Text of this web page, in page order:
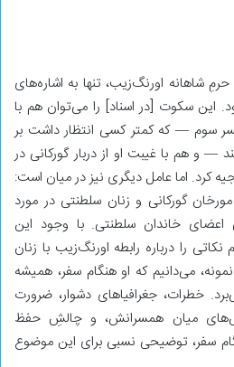
شاهانه‌ اورنگ‌زیب، تنها به اشاره‌های
این سکوت [در اسناد] را می‌توان هم با
سوم — که کمتر کسی انتظار داشت بر
و هم با غیبت او از دربار گورکانی در
کرد. اما عامل دیگری نیز در میان است:
گورکانی و زنان سلطنتی در مورد
خاندان سلطنتی. با وجود این
را درباره‌ رابطه‌ اورنگ‌زیب با زنان
می‌دانیم که او هنگام سفر، همیشه
خطرات، جغرافیاهای دشوار، ضرورت
میان همسرانش، و چالشِ حفظ
سفر، توضیحی نسبی برای این موضوع